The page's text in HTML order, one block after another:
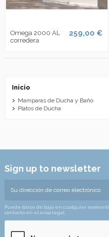
Omega 2000 AL
corredera
259,00 €
Inicio
Mamparas de Ducha y Baño
Platos de Ducha
Sign up to newsletter
Puede darse de baja en cualquier
contacto en el aviso legal.